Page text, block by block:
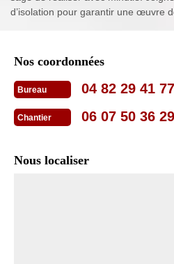
d’isolation pour garantir une œuvre
Nos coordonnées
Bureau 04 82 29 41 77
Chantier 06 07 50 36 29
Nous localiser